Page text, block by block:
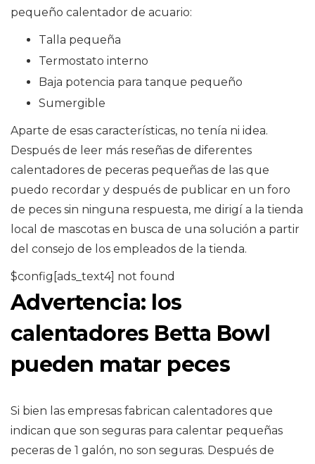
pequeño calentador de acuario:
Talla pequeña
Termostato interno
Baja potencia para tanque pequeño
Sumergible
Aparte de esas características, no tenía ni idea.
Después de leer más reseñas de diferentes
calentadores de peceras pequeñas de las que
puedo recordar y después de publicar en un foro
de peces sin ninguna respuesta, me dirigí a la tienda
local de mascotas en busca de una solución a partir
del consejo de los empleados de la tienda.
$config[ads_text4] not found
Advertencia: los
calentadores Betta Bowl
pueden matar peces
Si bien las empresas fabrican calentadores que
indican que son seguras para calentar pequeñas
peceras de 1 galón, no son seguras. Después de